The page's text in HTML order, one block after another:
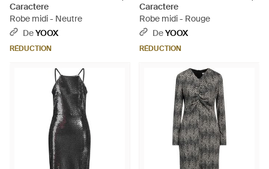
Caractere
Robe midi - Neutre
DeYOOX
RÉDUCTION
Caractere
Robe midi - Rouge
DeYOOX
RÉDUCTION